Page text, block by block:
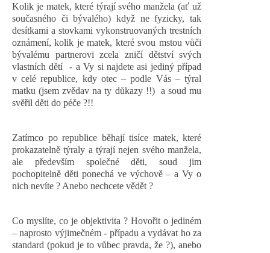
Kolik je matek, které týrají svého manžela (ať už
současného či bývalého) když ne fyzicky, tak
desítkami a stovkami vykonstruovaných trestních
oznámení, kolik je matek, které svou mstou vůči
bývalému partnerovi zcela zničí dětství svých
vlastních dětí
- a Vy si najdete asi jediný případ
v celé republice, kdy otec – podle Vás – týral
matku (jsem zvědav na ty důkazy !!)
a soud mu
svěřil děti do péče ?!!
Zatímco po republice běhají tisíce matek, které
prokazatelně týraly a týrají nejen svého manžela,
ale především společné děti, soud jim
pochopitelně děti ponechá ve výchově – a Vy o
nich nevíte ? Anebo nechcete vědět ?
Co myslíte, co je objektivita ? Hovořit o jediném
– naprosto výjimečném - případu a vydávat ho za
standard (pokud je to vůbec pravda, že ?), anebo